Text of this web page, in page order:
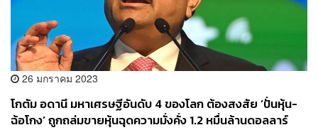
26 มกราคม 2023
โกตัม อดานี มหาเศรษฐีอันดับ 4 ของโลก ต้องสงสัย ‘ปั่นหุ้น-
ฉ้อโกง’ ถูกถล่มขายหุ้นฉุดความมั่งคั่ง 1.2 หมื่นล้านดอลลาร์